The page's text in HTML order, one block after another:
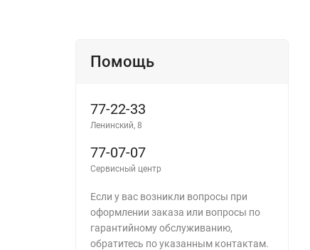
Помощь
77-22-33
Ленинский, 8
77-07-07
Сервисный центр
Если у вас возникли вопросы при
оформлении заказа или вопросы по
гарантийному обслуживанию,
обратитесь по указанным контактам.